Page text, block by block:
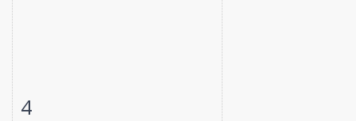
Fiche détaillée
4